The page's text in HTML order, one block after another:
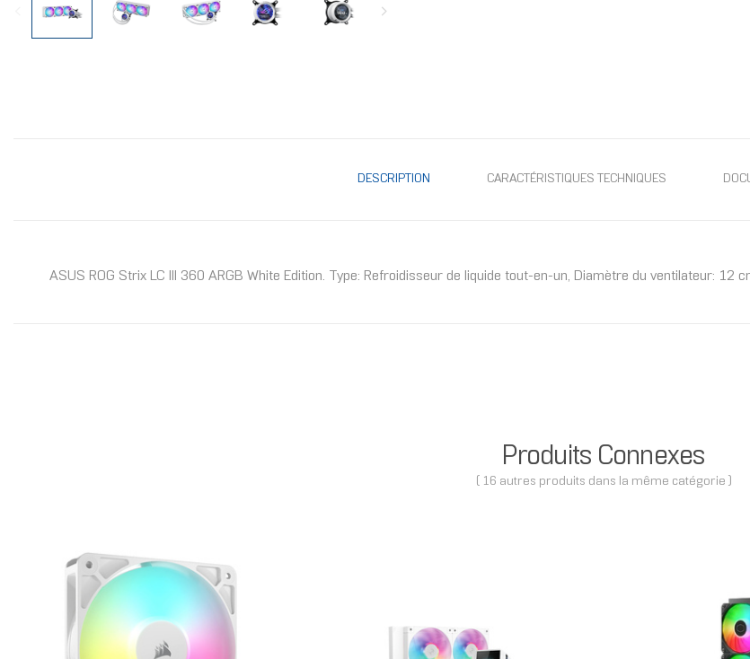
DESCRIPTION CARACTÉRISTIQUES TECHNIQUES
ASUS ROG Strix LC III 360 ARGB White Edition. Type: Refroidisseur de liquide tout-en-un, Diamètre du ventilateur: 12
Produits Connexes
( 16 autres produits dans la même catégorie )